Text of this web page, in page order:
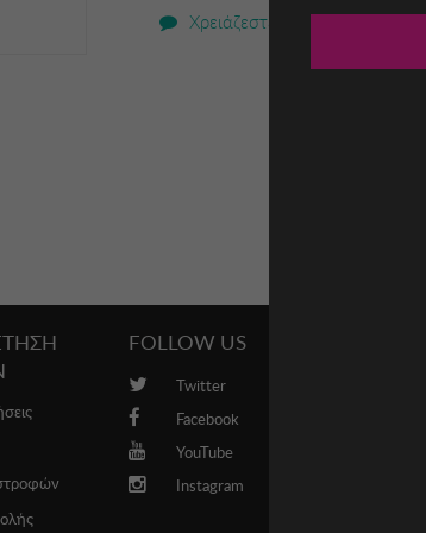
Χρειάζεστε βοήθεια;
FOLLOW US
Twitter
Facebook
YouTube
Instagram